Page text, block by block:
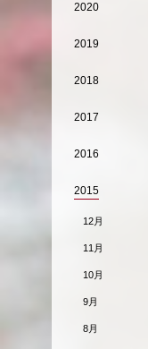
2020
2019
2018
2017
2016
2015
12月
11月
10月
9月
8月